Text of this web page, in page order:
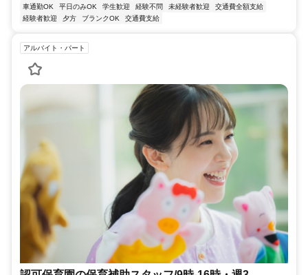
車通勤OK
平日のみOK 学生歓迎 経験不問 未経験者歓迎
交通費全額支給
経験者歓迎
夕方 ブランクOK 交通費支給
アルバイト・パート